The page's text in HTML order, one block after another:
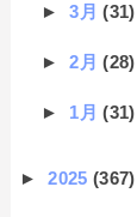
►3月(31)
►2月(28)
► 1月(31)
►2025(367)